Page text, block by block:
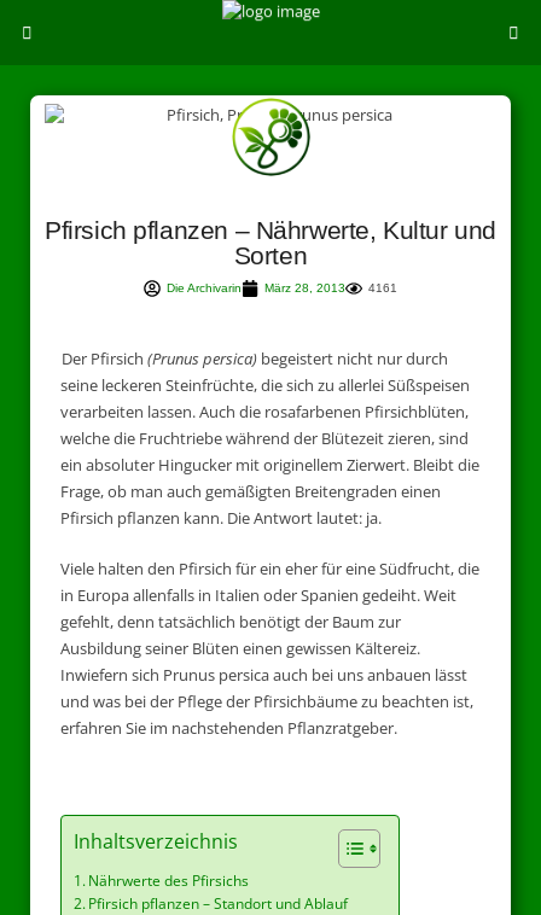
Pfirsich pflanzen – Nährwerte, Kultur und
Sorten
Die Archivarin März 28, 2013 4161
Der Pfirsich (Prunus persica) begeistert nicht nur durch
seine leckeren Steinfrüchte, die sich zu allerlei Süßspeisen
verarbeiten lassen. Auch die rosafarbenen Pfirsichblüten,
welche die Fruchtriebe während der Blütezeit zieren, sind
ein absoluter Hingucker mit originellem Zierwert. Bleibt die
Frage, ob man auch gemäßigten Breitengraden einen
Pfirsich pflanzen kann. Die Antwort lautet: ja.
Viele halten den Pfirsich für ein eher für eine Südfrucht, die
in Europa allenfalls in Italien oder Spanien gedeiht. Weit
gefehlt, denn tatsächlich benötigt der Baum zur
Ausbildung seiner Blüten einen gewissen Kältereiz.
Inwiefern sich Prunus persica auch bei uns anbauen lässt
und was bei der Pflege der Pfirsichbäume zu beachten ist,
erfahren Sie im nachstehenden Pflanzratgeber.
Inhaltsverzeichnis
Nährwerte des Pfirsichs
Pfirsich pflanzen – Standort und Ablauf